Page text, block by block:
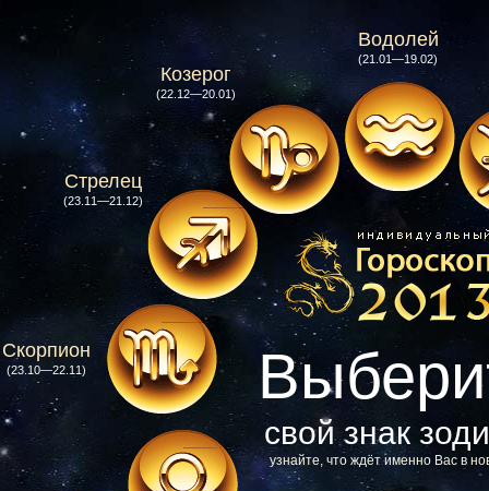
Водолей
(21.01—19.02)
Скорпион
(23.10—22.11)
Стрелец
(23.11—21.12)
Козерог
(22.12—20.01)
свой знак
узнайте, что ждёт именно Вас в